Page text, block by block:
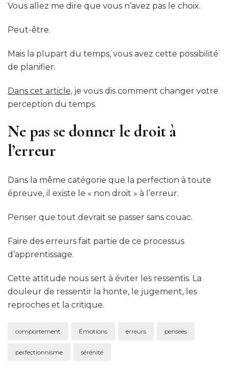
Vous allez me dire que vous n’avez pas le choix.
Peut-être.
Mais la plupart du temps, vous avez cette possibilité
de planifier.
Dans cet article, je vous dis comment changer votre
perception du temps.
Ne pas se donner le droit à
l’erreur
Dans la même catégorie que la perfection à toute
épreuve, il existe le « non droit » à l’erreur.
Penser que tout devrait se passer sans couac.
Faire des erreurs fait partie de ce processus
d’apprentissage.
Cette attitude nous sert à éviter les ressentis. La
douleur de ressentir la honte, le jugement, les
reproches et la critique.
comportement Émotions erreurs pensées
perfectionnisme sérénité